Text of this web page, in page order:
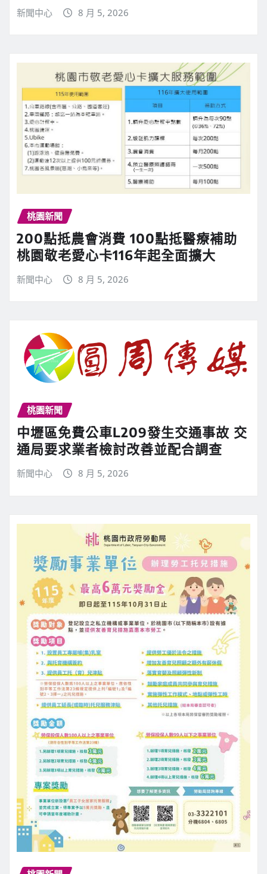
新聞中心 8 月 5, 2026
桃園新聞
200點抵農會消費 100點抵醫療補助
桃園敬老愛心卡116年起全面擴大
新聞中心 8 月 5, 2026
桃園新聞
中壢區免費公車L209發生交通事故 交
通局要求業者檢討改善並配合調查
新聞中心 8 月 5, 2026